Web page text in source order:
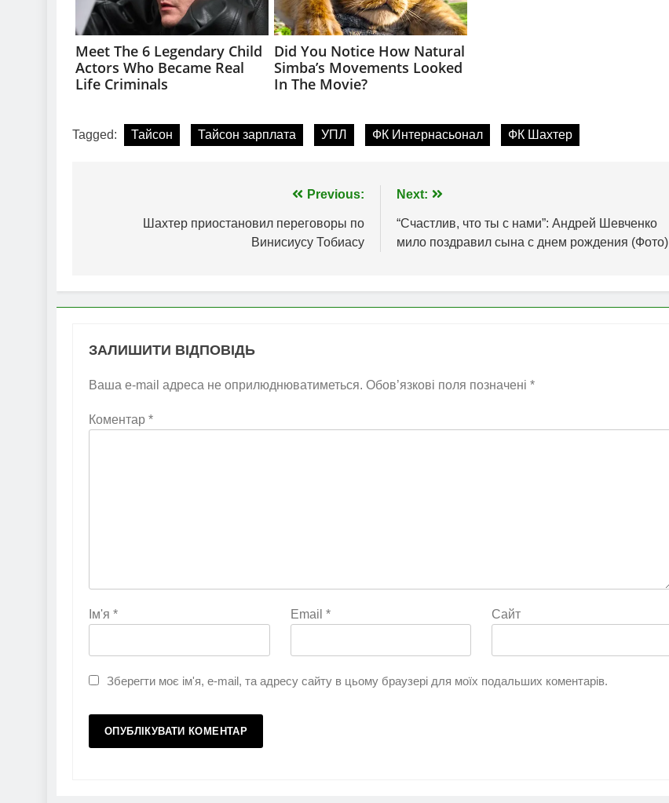
Tagged: Тайсон Тайсон зарплата УПЛ ФК Интернасьонал ФК Шахтер
записів
Previous:
Шахтер приостановил переговоры по
Винисиусу Тобиасу
Next:
“Счастлив, что ты с нами”: Андрей Шевченко
мило поздравил сына с днем рождения (Фото)
ЗАЛИШИТИ ВІДПОВІДЬ
Ваша e-mail адреса не оприлюднюватиметься. Обов’язкові поля позначені *
Коментар *
Ім'я * Email * Сайт
Зберегти моє ім'я, e-mail, та адресу сайту в цьому браузері для моїх подальших коментарів.